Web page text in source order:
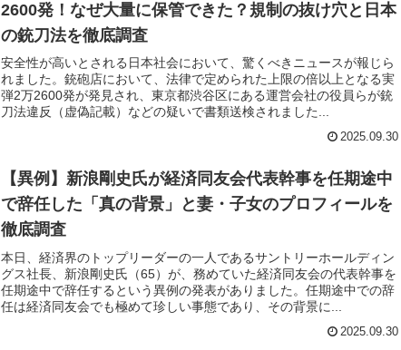
2600発！なぜ大量に保管できた？規制の抜け穴と日本
の銃刀法を徹底調査
安全性が高いとされる日本社会において、驚くべきニュースが報じら
れました。銃砲店において、法律で定められた上限の倍以上となる実
弾2万2600発が発見され、東京都渋谷区にある運営会社の役員らが銃
刀法違反（虚偽記載）などの疑いで書類送検されました...
2025.09.30
【異例】新浪剛史氏が経済同友会代表幹事を任期途中
で辞任した「真の背景」と妻・子女のプロフィールを
徹底調査
本日、経済界のトップリーダーの一人であるサントリーホールディン
グス社長、新浪剛史氏（65）が、務めていた経済同友会の代表幹事を
任期途中で辞任するという異例の発表がありました。任期途中での辞
任は経済同友会でも極めて珍しい事態であり、その背景に...
2025.09.30